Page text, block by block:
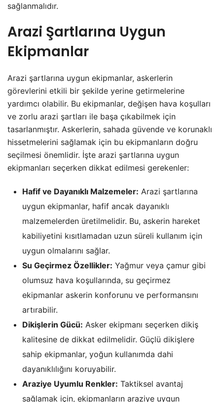
sağlanmalıdır.
Arazi Şartlarına Uygun
Ekipmanlar
Arazi şartlarına uygun ekipmanlar, askerlerin
görevlerini etkili bir şekilde yerine getirmelerine
yardımcı olabilir. Bu ekipmanlar, değişen hava koşulları
ve zorlu arazi şartları ile başa çıkabilmek için
tasarlanmıştır. Askerlerin, sahada güvende ve korunaklı
hissetmelerini sağlamak için bu ekipmanların doğru
seçilmesi önemlidir. İşte arazi şartlarına uygun
ekipmanları seçerken dikkat edilmesi gerekenler:
Hafif ve Dayanıklı Malzemeler: Arazi şartlarına
uygun ekipmanlar, hafif ancak dayanıklı
malzemelerden üretilmelidir. Bu, askerin hareket
kabiliyetini kısıtlamadan uzun süreli kullanım için
uygun olmalarını sağlar.
Su Geçirmez Özellikler: Yağmur veya çamur gibi
olumsuz hava koşullarında, su geçirmez
ekipmanlar askerin konforunu ve performansını
artırabilir.
Dikişlerin Gücü: Asker ekipmanı seçerken dikiş
kalitesine de dikkat edilmelidir. Güçlü dikişlere
sahip ekipmanlar, yoğun kullanımda dahi
dayanıklılığını koruyabilir.
Araziye Uyumlu Renkler: Taktiksel avantaj
sağlamak için, ekipmanların araziye uygun